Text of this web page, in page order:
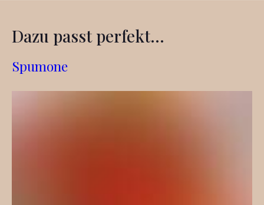
Dazu passt perfekt...
Spumone